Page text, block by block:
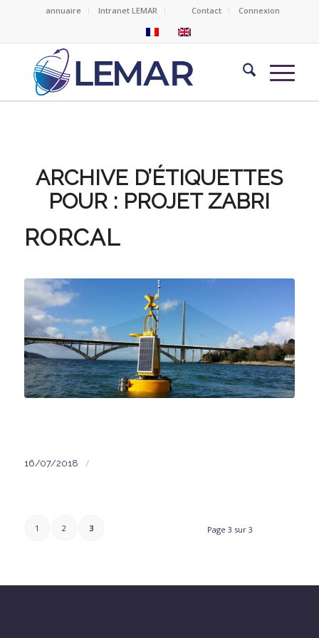
annuaire Intranet LEMAR Contact Connexion
ARCHIVE D’ÉTIQUETTES
POUR : PROJET ZABRI
RORCAL
16/07/2018 /
Page 3 sur 3
1 2 3